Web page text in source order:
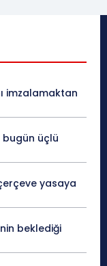
imzalamaktan
bugün üçlü
yasaya
beklediği